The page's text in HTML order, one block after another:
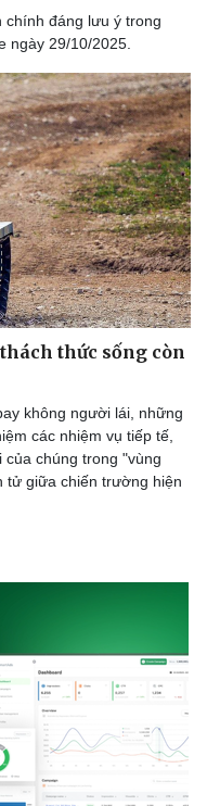
chính đáng lưu ý trong
ngày 29/10/2025.
thức sống còn
không người lái, những
các nhiệm vụ tiếp tế,
chúng trong "vùng
tử giữa chiến trường hiện